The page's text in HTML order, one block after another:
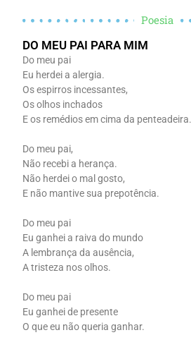
Poesia
DO MEU PAI PARA MIM
Do meu pai
Eu herdei a alergia.
Os espirros incessantes,
Os olhos inchados
E os remédios em cima da penteadeira.
Do meu pai,
Não recebi a herança.
Não herdei o mal gosto,
E não mantive sua prepotência.
Do meu pai
Eu ganhei a raiva do mundo
A lembrança da ausência,
A tristeza nos olhos.
Do meu pai
Eu ganhei de presente
O que eu não queria ganhar.